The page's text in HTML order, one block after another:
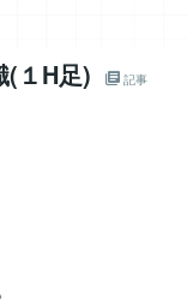
１H足) 記事